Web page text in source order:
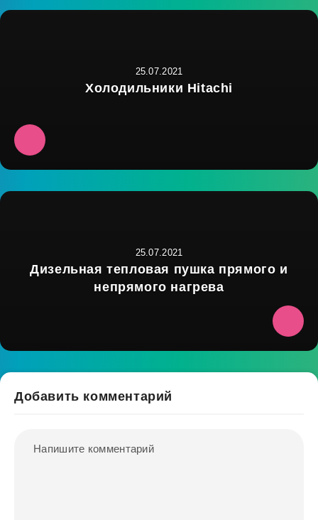
25.07.2021
Холодильники Hitachi
25.07.2021
Дизельная тепловая пушка прямого и
непрямого нагрева
Добавить комментарий